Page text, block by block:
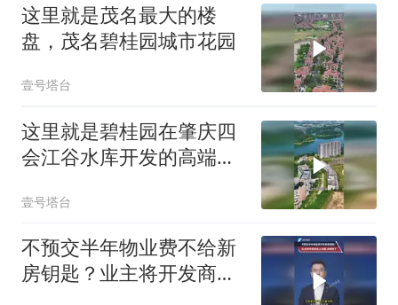
这里就是茂名最大的楼
盘，茂名碧桂园城市花园
壹号塔台
这里就是碧桂园在肇庆四
会江谷水库开发的高端小
壹号塔台
不预交半年物业费不给新
房钥匙？业主将开发商告